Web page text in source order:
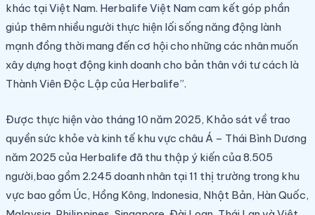
khác tại Việt Nam. Herbalife Việt Nam cam kết góp phần
giúp thêm nhiều người thực hiện lối sống năng động lành
mạnh đồng thời mang đến cơ hội cho những các nhân muốn
xây dựng hoạt động kinh doanh cho bản thân với tư cách là
Thành Viên Độc Lập của Herbalife”.
Được thực hiện vào tháng 10 năm 2025, Khảo sát về trao
quyền sức khỏe và kinh tế khu vực châu Á – Thái Bình Dương
năm 2025 của Herbalife đã thu thập ý kiến của 8.505
người,bao gồm 2.245 doanh nhân tại 11 thị trường trong khu
vực bao gồm Úc, Hồng Kông, Indonesia, Nhật Bản, Hàn Quốc,